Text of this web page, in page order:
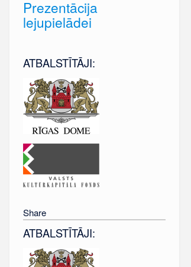
Prezentācija
lejupielādei
ATBALSTĪTĀJI:
Share
ATBALSTĪTĀJI: